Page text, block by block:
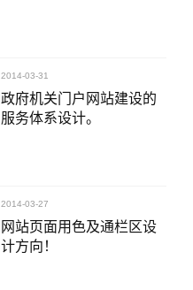
2014-03-31
政府机关门户网站建设的
服务体系设计。
2014-03-27
网站页面用色及通栏区设
计方向！